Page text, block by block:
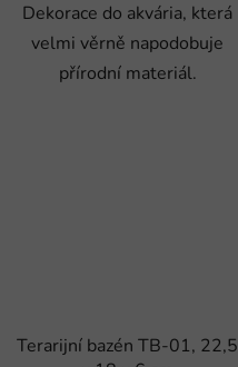
Dekorace do akvária, která
velmi věrně napodobuje
přírodní materiál.
Terarijní bazén TB-01, 22,5